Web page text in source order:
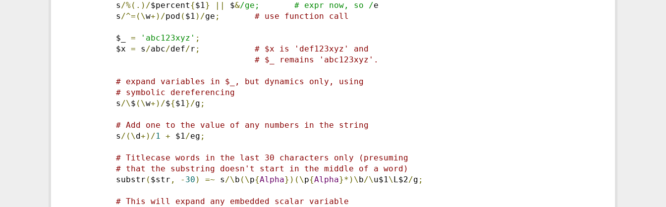
s/%(.)/$percent{$1} $&/ge;       # expr now, so /e
s/^=(\w+)/pod ( $1 )/ge ; # use function call
$_ = 'abc123xyz' ;
$x = s/abc/def/r ;
# $x is 'def123xyz' and
# $_ remains 'abc123xyz'.
# expand variables in $_, but dynamics only, using
# symbolic dereferencing
s/\$ (\w+)/${$1}/g ;
# Add one to the value of any numbers in the string
s/(\d+)/1 + $1/eg ;
# Titlecase words in the last 30 characters only (presuming
# that the substring doesn't start in the middle of a word)
substr ( $str , - 30 ) =~ s/\ b (\p{Alpha})(\p{Alpha}*)\ b/\u$1\ L$2/g ;
# This will expand any embedded scalar variable